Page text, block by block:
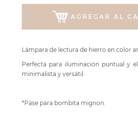
AGREGAR AL
Lámpara de lectura de hierro en color
Perfecta para iluminación puntual y
minimalista y versátil.
*Pase para bombita mignon.